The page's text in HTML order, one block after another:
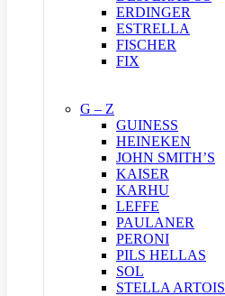
ERDINGER
ESTRELLA
FISCHER
FIX
G – Z
GUINESS
HEINEKEN
JOHN SMITH’S
KAISER
KARHU
LEFFE
PAULANER
PERONI
PILS HELLAS
SOL
STELLA ARTOIS